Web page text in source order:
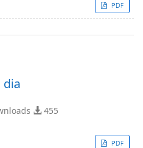
PDF
dia
455
PDF